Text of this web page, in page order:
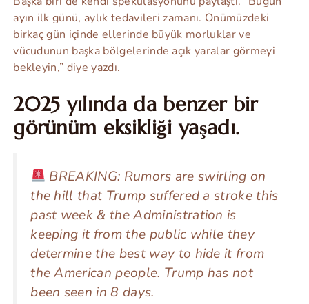
ayın ilk günü, aylık tedavileri zamanı. Önümüzdeki
birkaç gün içinde ellerinde büyük morluklar ve
vücudunun başka bölgelerinde açık yaralar görmeyi
bekleyin,” diye yazdı.
2025 yılında da benzer bir
görünüm eksikliği yaşadı.
BREAKING: Rumors are swirling on
the hill that Trump suffered a stroke this
past week & the Administration is
keeping it from the public while they
determine the best way to hide it from
the American people. Trump has not
been seen in 8 days.